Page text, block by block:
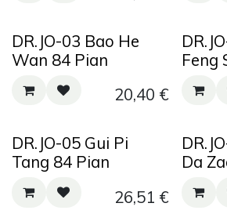
DR.JO-03 Bao He
Wan 84 Pian
20,40 €
Feng
DR.JO-05 Gui Pi
Tang 84 Pian
26,51 €
Da